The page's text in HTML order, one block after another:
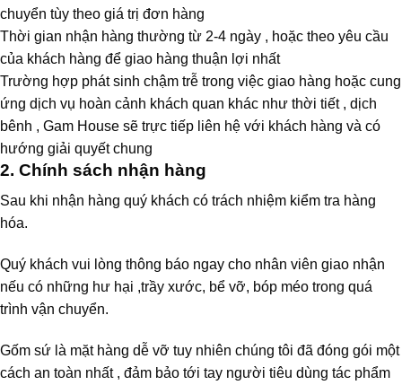
chuyển tùy theo giá trị đơn hàng
Thời gian nhận hàng thường từ 2-4 ngày , hoặc theo yêu cầu
của khách hàng để giao hàng thuận lợi nhất
Trường hợp phát sinh chậm trễ trong việc giao hàng hoặc cung
ứng dịch vụ hoàn cảnh khách quan khác như thời tiết , dịch
bênh , Gam House sẽ trực tiếp liên hệ với khách hàng và có
hướng giải quyết chung
2. Chính sách nhận hàng
Sau khi nhận hàng quý khách có trách nhiệm kiểm tra hàng
hóa.
Quý khách vui lòng thông báo ngay cho nhân viên giao nhận
nếu có những hư hại ,trầy xước, bể vỡ, bóp méo trong quá
trình vận chuyển.
Gốm sứ là mặt hàng dễ vỡ tuy nhiên chúng tôi đã đóng gói một
cách an toàn nhất , đảm bảo tới tay người tiêu dùng tác phẩm